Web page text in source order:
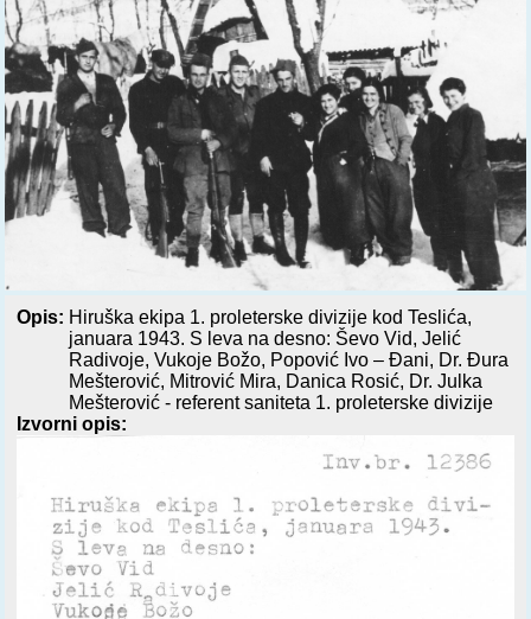
Opis: Hiruška ekipa 1. proleterske divizije kod Teslića,
januara 1943. S leva na desno: Ševo Vid, Jelić
Radivoje, Vukoje Božo, Popović Ivo – Đani, Dr. Đura
Mešterović, Mitrović Mira, Danica Rosić, Dr. Julka
Mešterović - referent saniteta 1. proleterske divizije
Izvorni opis: